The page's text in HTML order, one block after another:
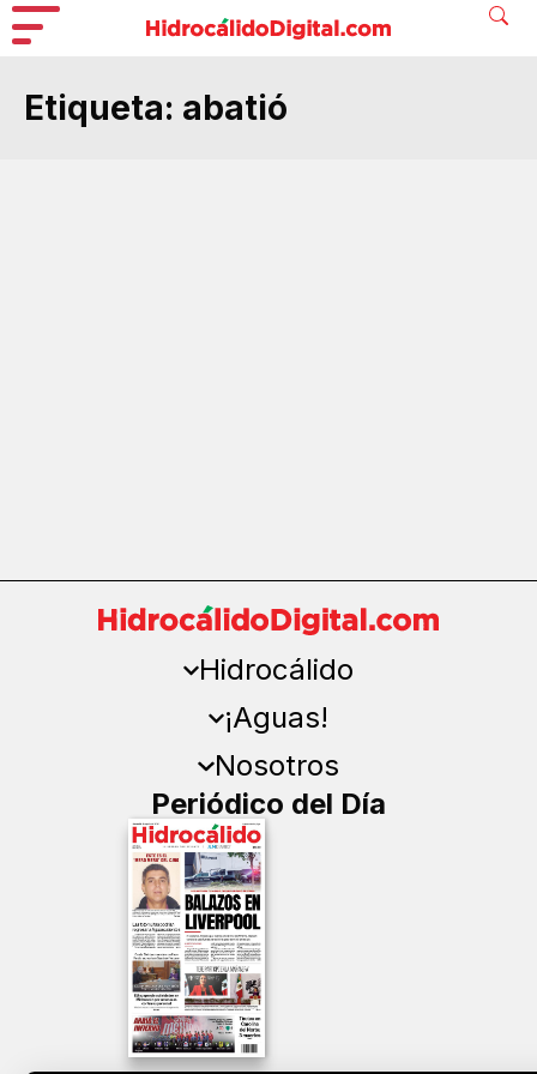
Etiqueta: abatió
Hidrocálido
¡Aguas!
Nosotros
Periódico del Día